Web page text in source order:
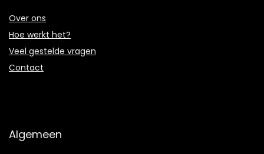
Over ons
Hoe werkt het?
Veel gestelde vragen
Contact
Algemeen